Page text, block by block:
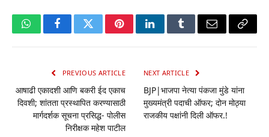
WhatsAppFacebookTwitterPinterestLinkedInTumblrEmail Copy
PREVIOUS ARTICLE
आषाढी एकादशी आणि बकरी ईद एकाच
दिवशी; शांतता प्रस्थापित करण्यासाठी
मार्गदर्शक सूचना प्रसिद्ध- पोलीस
निरीक्षक महेश पाटील
NEXT ARTICLE
BJP|भाजपा नेत्या पंकजा मुंडे यांना
मुख्यमंत्री पदाची ऑफर; दोन मोठ्या
राजकीय पक्षांनी दिली ऑफर.!